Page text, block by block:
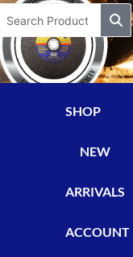
SHOP
NEW
ARRIVALS
ACCOUNT